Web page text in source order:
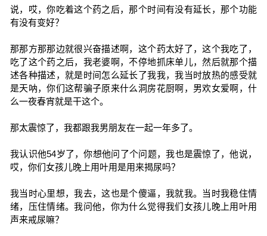
说，哎，你吃着这个药之后，那个时间有没有延长，那个功能
有没有变好？
那那方那那边就很兴奋描述啊，这个药太好了，这个我吃了，
吃了这个药之后，我老婆啊，不停地抓床单儿，然后就那个描
述各种描述，就是时间怎么延长了我我，我当时放热的感受就
是天呐，你们这帮骗子原来什么洞房花厨啊，男欢女爱啊，什
么一夜春宵就是干这个。
那太震惊了，我都跟我男朋友在一起一年多了。
我认识他54岁了，你想他问了个问题，我也是震惊了，他说，
哎，你们女孩儿晚上用叶用是用来揭尿吗？
我当时心里想，我去，这也是个傻逼，我就我。当时我稳住情
绪，压住情绪。我问他，你为什么觉得我们女孩儿晚上用叶用
声来戒尿嘛？